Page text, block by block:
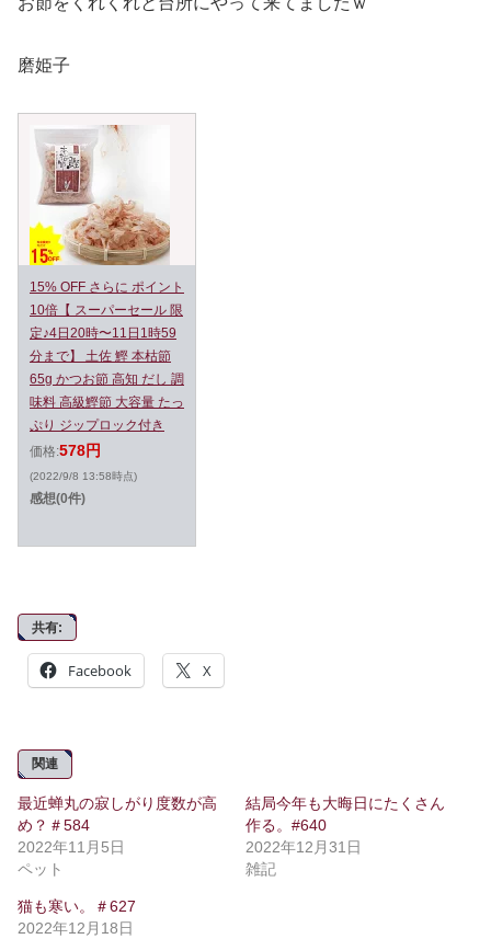
磨姫子
15% OFF さらに ポイント
10倍【 スーパーセール 限
定♪4日20時〜11日1時59
分まで】 土佐 鰹 本枯節
65g かつお節 高知 だし 調
味料 高級鰹節 大容量 たっ
ぷり ジップロック付き
価格:578円
(2022/9/8 13:58時点)
感想(0件)
共有:
Facebook X
関連
最近蝉丸の寂しがり度数が高
め？＃584
2022年11月5日
ペット
結局今年も大晦日にたくさん
作る。#640
2022年12月31日
雑記
猫も寒い。＃627
2022年12月18日